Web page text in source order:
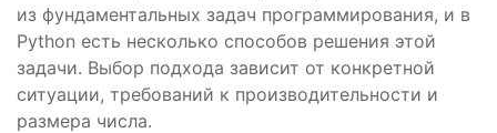
из фундаментальных задач программирования, и в
Python есть несколько способов решения этой
задачи. Выбор подхода зависит от конкретной
ситуации, требований к производительности и
размера числа.